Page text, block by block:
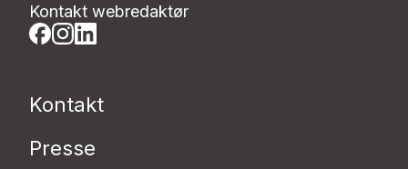
Kontakt webredaktør
Kontakt
Presse